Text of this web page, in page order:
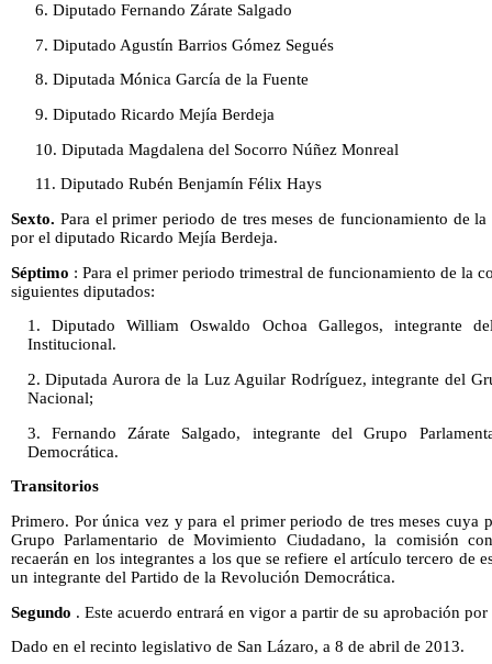
6. Diputado Fernando Zárate Salgado
7. Diputado Agustín Barrios Gómez Segués
8. Diputada Mónica García de la Fuente
9. Diputado Ricardo Mejía Berdeja
10. Diputada Magdalena del Socorro Núñez Monreal
11. Diputado Rubén Benjamín Félix Hays
Sexto. Para el primer periodo de tres meses de funcionamiento de
por el diputado Ricardo Mejía Berdeja.
Séptimo : Para el primer periodo trimestral de funcionamiento de la
siguientes diputados:
1. Diputado William Oswaldo Ochoa Gallegos, integrante
Institucional.
2. Diputada Aurora de la Luz Aguilar Rodríguez, integrante del
Nacional;
3. Fernando Zárate Salgado, integrante del Grupo
Democrática.
Transitorios
Primero. Por única vez y para el primer periodo de tres meses cuya
Grupo Parlamentario de Movimiento Ciudadano, la comisión
recaerán en los integrantes a los que se refiere el artículo tercero de
un integrante del Partido de la Revolución Democrática.
Segundo . Este acuerdo entrará en vigor a partir de su aprobación
Dado en el recinto legislativo de San Lázaro, a 8 de abril de 2013.